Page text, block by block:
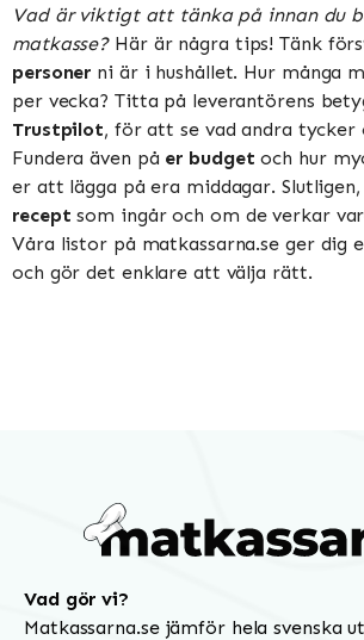
Vad är viktigt att tänka på innan du
matkasse?Här är några tips! Tänk
personer ni är i hushållet. Hur många
per vecka? Titta på leverantörens
Trustpilot, för att se vad andra tycker
Fundera även på er budget och hur
er att lägga på era middagar.
recept som ingår och om de verkar
Våra listor på matkassarna.se ger dig
och gör det enklare att välja rätt.
Vad gör vi?
Matkassarna.se jämför hela svenska